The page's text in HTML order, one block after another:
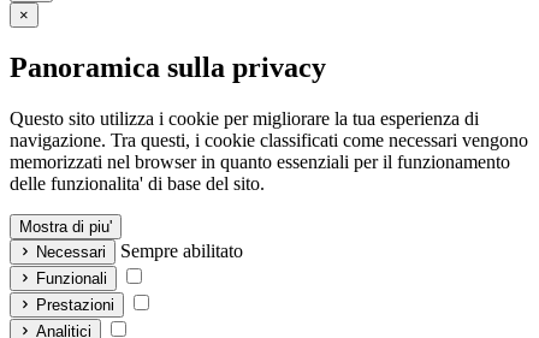
×
Panoramica sulla privacy
Questo sito utilizza i cookie per migliorare la tua esperienza di
navigazione. Tra questi, i cookie classificati come necessari vengono
memorizzati nel browser in quanto essenziali per il funzionamento
delle funzionalita' di base del sito.
Mostra di piu'
Necessari
Sempre abilitato
Funzionali
Prestazioni
Analitici